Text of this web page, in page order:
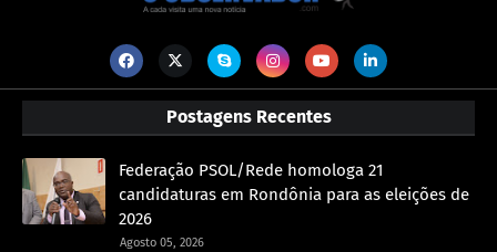
Postagens Recentes
Federação PSOL/Rede homologa 21
candidaturas em Rondônia para as eleições de
2026
Agosto 05, 2026